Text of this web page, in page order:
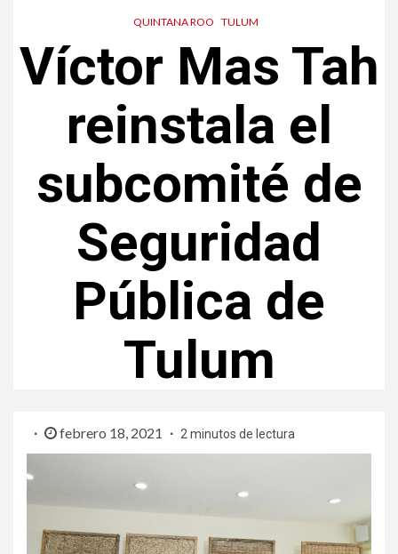
QUINTANA ROO TULUM
Víctor Mas Tah
reinstala el
subcomité de
Seguridad
Pública de
Tulum
febrero 18, 2021 2 minutos de lectura